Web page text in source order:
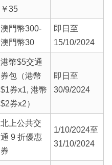
￥35
澳門幣300-
澳門幣30
即日至
15/10/2024
港幣$5交通
券包（港幣
$1券x1, 港幣
$2券x2）
即日至
30/9/2024
北上公共交
通 9 折優惠
券
1/10/2024至
31/10/2024